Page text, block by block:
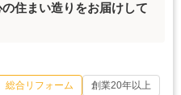
住まい造りをお届けして
総合リフォーム
創業20年以上